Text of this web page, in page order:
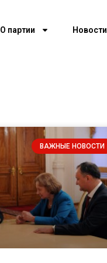
О партии Новости
ВАЖНЫЕ НОВОСТИ